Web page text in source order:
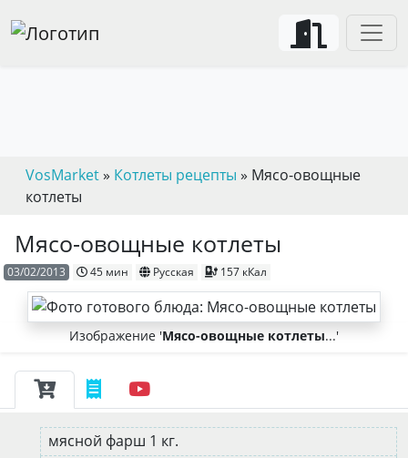
VosMarket» Котлеты рецепты » Мясо-овощные
котлеты
Мясо-овощные котлеты
03/02/2013 45 мин Русская 157 кКал
Изображение 'Мясо-овощные котлеты...'
мясной фарш 1 кг.